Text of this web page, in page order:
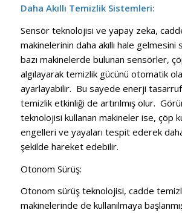
Daha Akıllı Temizlik Sistemleri:
Sensör teknolojisi ve yapay zeka,
makinelerinin daha akıllı hale gelmesini
bazı makinelerde bulunan sensörler,
algılayarak temizlik gücünü otomatik
ayarlayabilir. Bu sayede enerji
temizlik etkinliği de artırılmış olur.
teknolojisi kullanan makineler ise, çöp
engelleri ve yayaları tespit ederek
şekilde hareket edebilir.
Otonom Sürüş:
Otonom sürüş teknolojisi, cadde
makinelerinde de kullanılmaya